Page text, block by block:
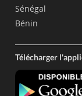
Sénégal
Bénin
Télécharger